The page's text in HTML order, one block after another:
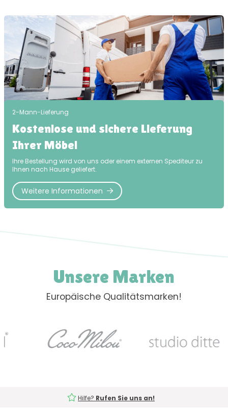
2-Mann-Lieferung
Kostenlose und sichere Lieferung
Ihrer Möbel
Ihre Bestellung wird von uns oder einem externen Spediteur zu
Ihnen nach Hause geliefert.
Weitere Informationen
Unsere Marken
Europäische Qualitätsmarken!
Hilfe? Rufen Sie uns an!